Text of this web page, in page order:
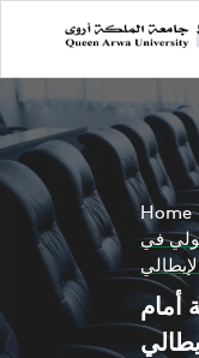
Home
في
أمام